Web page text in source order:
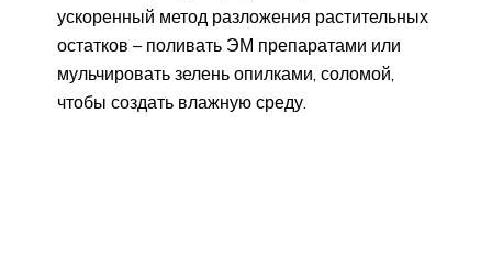
ускоренный метод разложения растительных
остатков – поливать ЭМ препаратами или
мульчировать зелень опилками, соломой,
чтобы создать влажную среду.